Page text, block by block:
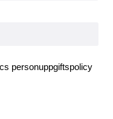
personuppgiftspolicy